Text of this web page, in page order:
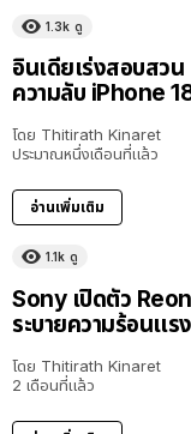
1.3k ดู
อินเดียเร่งสอบสว
ความลับ iPhone
โดย Thitirath Kinaret
ประมาณหนึ่งเดือนที่แล้ว
อ่านเพิ่มเติม
1.1k ดู
Sony เปิดตัว
ระบายความร้อนแร
โดย Thitirath Kinaret
2 เดือนที่แล้ว